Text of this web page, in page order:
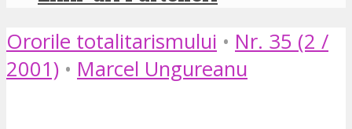
Ororile totalitarismului • Nr. 35 (2 /
2001) • Marcel Ungureanu